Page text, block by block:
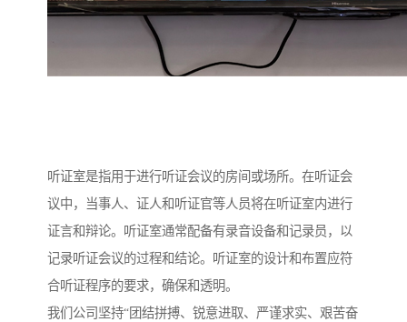
听证室是指用于进行听证会议的房间或场所。在听证会
议中，当事人、证人和听证官等人员将在听证室内进行
证言和辩论。听证室通常配备有录音设备和记录员，以
记录听证会议的过程和结论。听证室的设计和布置应符
合听证程序的要求，确保和透明。
我们公司坚持“团结拼搏、锐意进取、严谨求实、艰苦奋